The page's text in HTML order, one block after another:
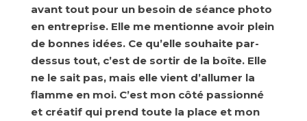
avant tout pour un besoin de séance photo
en entreprise. Elle me mentionne avoir plein
de bonnes idées. Ce qu’elle souhaite par-
dessus tout, c’est de sortir de la boîte. Elle
ne le sait pas, mais elle vient d’allumer la
flamme en moi. C’est mon côté passionné
et créatif qui prend toute la place et mon